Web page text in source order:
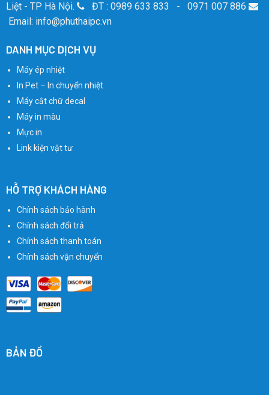
Liệt - TP Hà Nội.
ĐT : 0989 633 833 - 0971 007 886
Email: info@phuthaipc.vn
DANH MỤC DỊCH VỤ
Máy ép nhiệt
In Pet – In chuyển nhiệt
Máy cắt chữ decal
Máy in màu
Mực in
Link kiện vật tư
HỖ TRỢ KHÁCH HÀNG
Chính sách bảo hành
Chính sách đổi trả
Chính sách thanh toán
Chính sách vận chuyển
BẢN ĐỒ